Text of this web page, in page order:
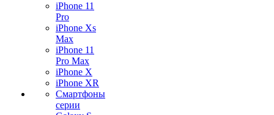
iPhone 11
Pro
iPhone Xs
Max
iPhone 11
Pro Max
iPhone X
iPhone XR
Смартфоны
серии